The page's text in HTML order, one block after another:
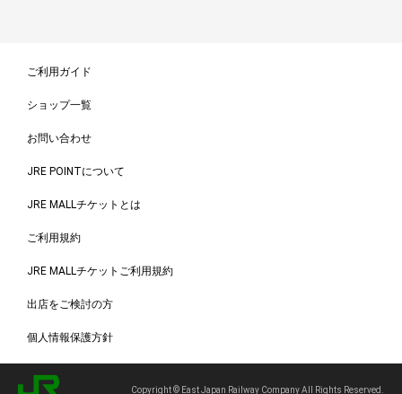
ご利用ガイド
ショップ一覧
お問い合わせ
JRE POINTについて
JRE MALLチケットとは
ご利用規約
JRE MALLチケットご利用規約
出店をご検討の方
個人情報保護方針
Copyright © East Japan Railway Company All Rights Reserved.